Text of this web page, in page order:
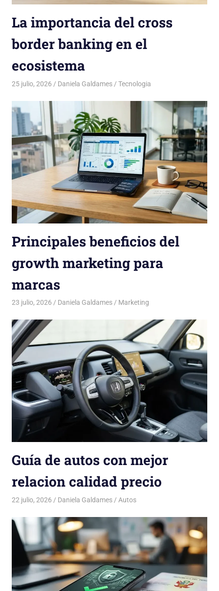
La importancia del cross
border banking en el
ecosistema
25 julio, 2026 Daniela Galdames Tecnologia
Principales beneficios del
growth marketing para
marcas
23 julio, 2026 Daniela Galdames Marketing
Guía de autos con mejor
relacion calidad precio
22 julio, 2026 Daniela Galdames Autos